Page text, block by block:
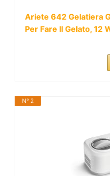
Ariete 642 Gelatiera
Per Fare Il Gelato, 12
N° 2